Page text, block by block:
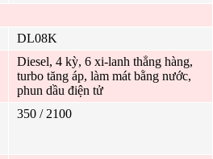
DL08K
Diesel, 4 kỳ, 6 xi-lanh thẳng hàng,
turbo tăng áp, làm mát bằng nước,
phun dầu điện tử
350 / 2100